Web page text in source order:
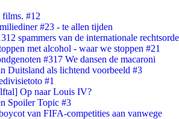
#12
#23 - te allen tijden
spammers van de internationale rechtsorde
met alcohol - waar we stoppen #21
#317 We dansen de macaroni
Duitsland als lichtend voorbeeld #3
#1
Op naar Louis IV?
Spoiler Topic #3
van FIFA-competities aan vanwege